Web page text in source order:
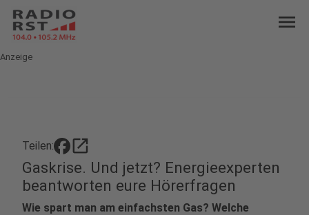
menu
Anzeige
Teilen: open_in_new
Gaskrise. Und jetzt? Energieexperten
beantworten eure Hörerfragen
Wie spart man am einfachsten Gas? Welche